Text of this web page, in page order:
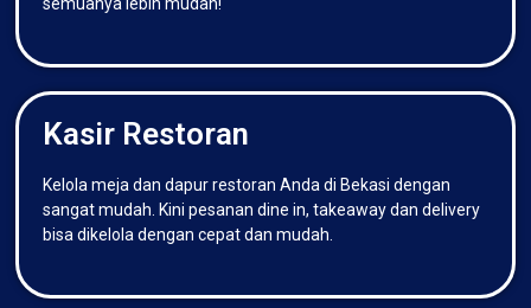
Kasir Restoran
Kelola meja dan dapur restoran Anda di Bekasi dengan
sangat mudah. Kini pesanan dine in, takeaway dan delivery
bisa dikelola dengan cepat dan mudah.